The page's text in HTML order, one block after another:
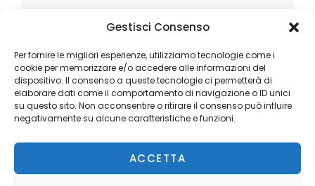
Gestisci Consenso
Per fornire le migliori esperienze, utilizziamo tecnologie come i
cookie per memorizzare e/o accedere alle informazioni del
dispositivo. Il consenso a queste tecnologie ci permetterà di
elaborare dati come il comportamento di navigazione o ID unici
su questo sito. Non acconsentire o ritirare il consenso può influire
negativamente su alcune caratteristiche e funzioni.
ACCETTA